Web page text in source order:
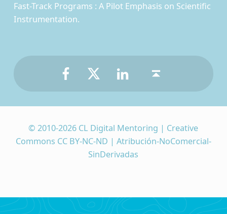
Fast-Track Programs : A Pilot Emphasis on Scientific
Instrumentation.
© 2010-2026 CL Digital Mentoring | Creative
Commons CC BY-NC-ND | Atribución-NoComercial-
SinDerivadas